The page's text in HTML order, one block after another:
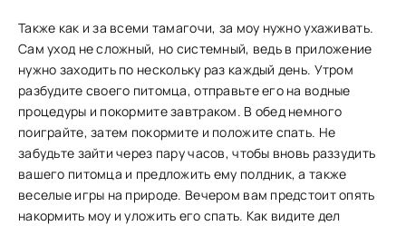
Также как и за всеми тамагочи, за моу нужно ухаживать.
Сам уход не сложный, но системный, ведь в приложение
нужно заходить по нескольку раз каждый день. Утром
разбудите своего питомца, отправьте его на водные
процедуры и покормите завтраком. В обед немного
поиграйте, затем покормите и положите спать. Не
забудьте зайти через пару часов, чтобы вновь раззудить
вашего питомца и предложить ему полдник, а также
веселые игры на природе. Вечером вам предстоит опять
накормить моу и уложить его спать. Как видите дел